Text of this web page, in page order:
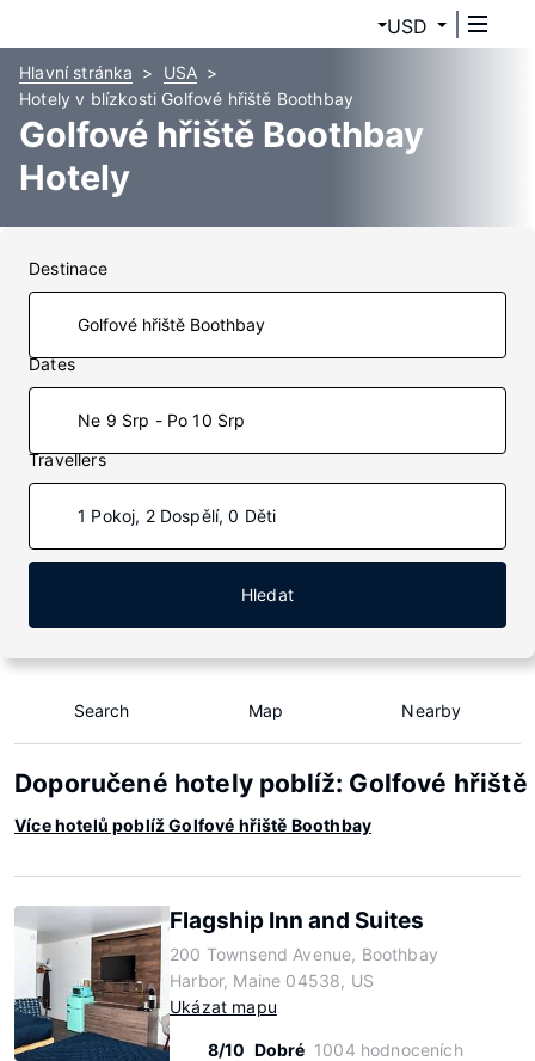
USD
Hlavní stránka
USA
Hotely v blízkosti Golfové hřiště Boothbay
Golfové hřiště Boothbay
Hotely
Destinace
Dates
Ne 9 Srp - Po 10 Srp
Travellers
1 Pokoj, 2 Dospělí, 0 Děti
Hledat
Search Map Nearby
Doporučené hotely poblíž: Golfové hřiště
Více hotelů poblíž Golfové hřiště Boothbay
Flagship Inn and Suites
200 Townsend Avenue, Boothbay
Harbor, Maine 04538, US
Ukázat mapu
8/10 Dobré 1004 hodnoceních